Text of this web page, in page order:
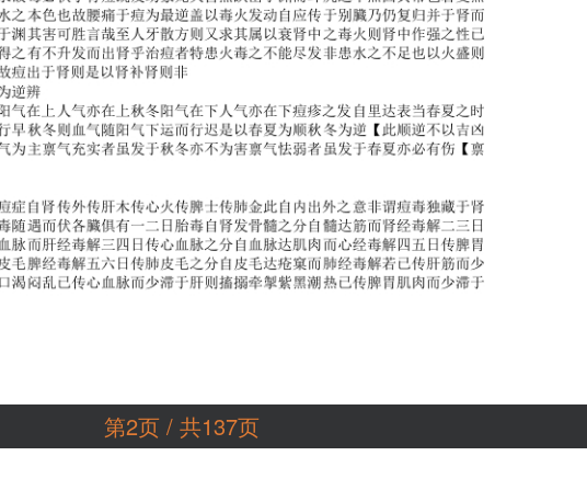
第2页 / 共137页